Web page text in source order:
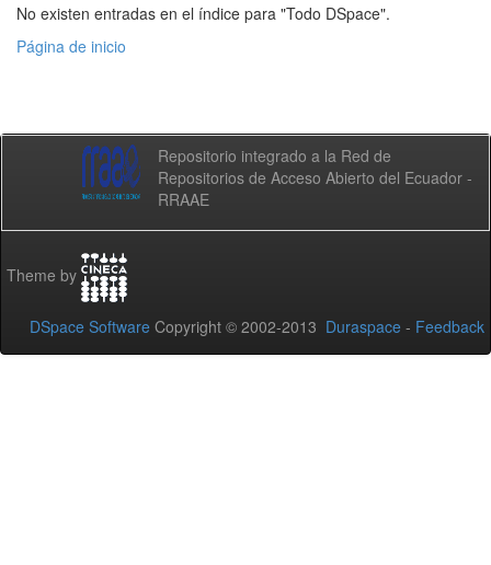
No existen entradas en el índice para "Todo DSpace".
Página de inicio
Repositorio integrado a la Red de
Repositorios de Acceso Abierto del Ecuador -
RRAAE
Theme by
DSpace Software Copyright © 2002-2013 Duraspace - Feedback